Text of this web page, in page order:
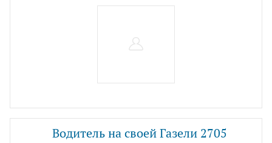
Водитель на своей Газели 2705